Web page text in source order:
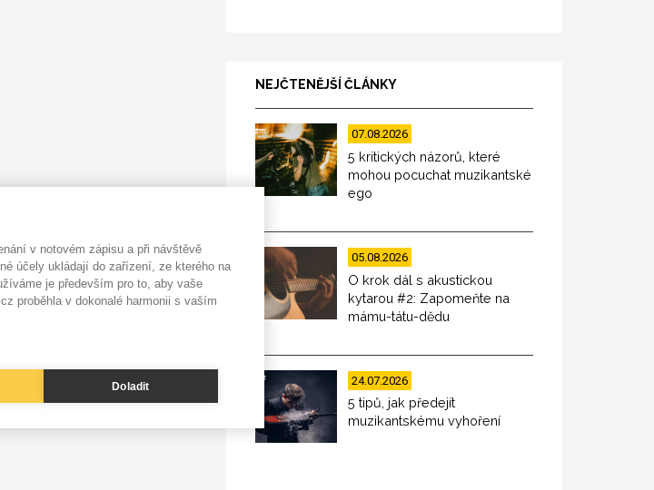
NEJČTENĚJŠÍ ČLÁNKY
07.08.2026
5 kritických názorů, které
mohou pocuchat muzikantské
ego
05.08.2026
O krok dál s akustickou
kytarou #2: Zapomeňte na
mámu-tátu-dědu
24.07.2026
5 tipů, jak předejít
muzikantskému vyhoření
v notovém zápisu a při návštěvě
účely ukládají do zařízení, ze kterého na
je především pro to, aby vaše
proběhla v dokonalé harmonii s vaším
Doladit